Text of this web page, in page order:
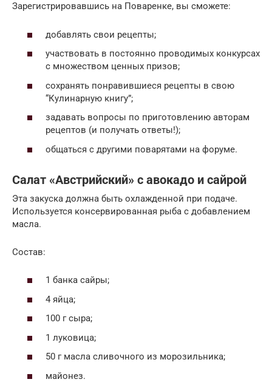
Зарегистрировавшись на Поваренке, вы сможете:
добавлять свои рецепты;
участвовать в постоянно проводимых конкурсах
c множеством ценных призов;
сохранять понравившиеся рецепты в свою
“Кулинарную книгу”;
задавать вопросы по приготовлению авторам
рецептов (и получать ответы!);
общаться с другими поварятами на форуме.
Салат «Австрийский» с авокадо и сайрой
Эта закуска должна быть охлажденной при подаче.
Используется консервированная рыба с добавлением
масла.
Состав:
1 банка сайры;
4 яйца;
100 г сыра;
1 луковица;
50 г масла сливочного из морозильника;
майонез.